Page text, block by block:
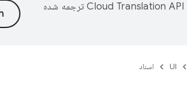
ترجمه شده
UI اسناد